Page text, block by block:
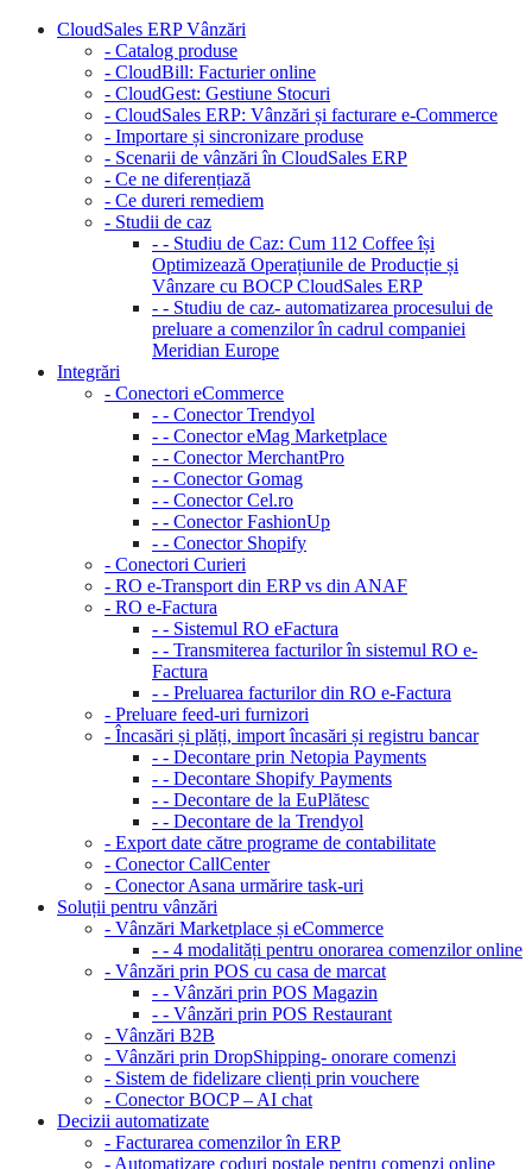
CloudSales ERP Vânzări
- Catalog produse
- CloudBill: Facturier online
- CloudGest: Gestiune Stocuri
- CloudSales ERP: Vânzări și facturare e-Commerce
- Importare și sincronizare produse
- Scenarii de vânzări în CloudSales ERP
- Ce ne diferențiază
- Ce dureri remediem
- Studii de caz
- - Studiu de Caz: Cum 112 Coffee își
Optimizează Operațiunile de Producție și
Vânzare cu BOCP CloudSales ERP
- - Studiu de caz- automatizarea procesului de
preluare a comenzilor în cadrul companiei
Meridian Europe
Integrări
- Conectori eCommerce
- - Conector Trendyol
- - Conector eMag Marketplace
- - Conector MerchantPro
- - Conector Gomag
- - Conector Cel.ro
- - Conector FashionUp
- - Conector Shopify
- Conectori Curieri
- RO e-Transport din ERP vs din ANAF
- RO e-Factura
- - Sistemul RO eFactura
- - Transmiterea facturilor în sistemul RO e-
Factura
- - Preluarea facturilor din RO e-Factura
- Preluare feed-uri furnizori
- Încasări și plăți, import încasări și registru bancar
- - Decontare prin Netopia Payments
- - Decontare Shopify Payments
- - Decontare de la EuPlătesc
- - Decontare de la Trendyol
- Export date către programe de contabilitate
- Conector CallCenter
- Conector Asana urmărire task-uri
Soluții pentru vânzări
- Vânzări Marketplace și eCommerce
- - 4 modalități pentru onorarea comenzilor online
- Vânzări prin POS cu casa de marcat
- - Vânzări prin POS Magazin
- - Vânzări prin POS Restaurant
- Vânzări B2B
- Vânzări prin DropShipping- onorare comenzi
- Sistem de fidelizare clienți prin vouchere
- Conector BOCP – AI chat
Decizii automatizate
- Facturarea comenzilor în ERP
- Automatizare coduri poștale pentru comenzi online